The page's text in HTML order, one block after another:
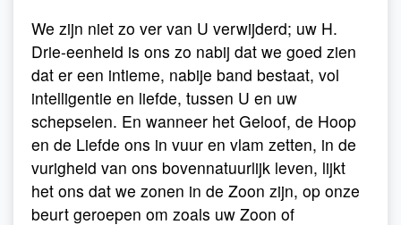
We zijn niet zo ver van U verwijderd; uw H.
Drie-eenheid is ons zo nabij dat we goed zien
dat er een intieme, nabije band bestaat, vol
intelligentie en liefde, tussen U en uw
schepselen. En wanneer het Geloof, de Hoop
en de Liefde ons in vuur en vlam zetten, in de
vurigheid van ons bovennatuurlijk leven, lijkt
het ons dat we zonen in de Zoon zijn, op onze
beurt geroepen om zoals uw Zoon of